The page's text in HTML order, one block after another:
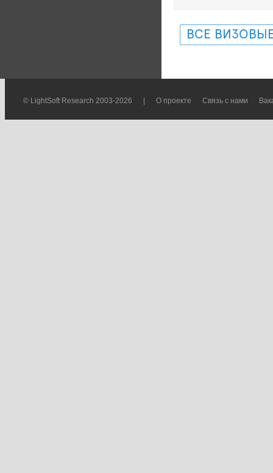
ВСЕ
© LightSoft Research 2003-2026 О проекте Связь с нами